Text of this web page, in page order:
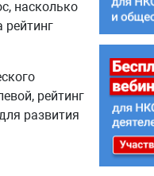
насколько
рейтинг
рейтинг
развития